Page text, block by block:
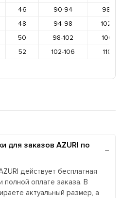
46 90-94
98-
48 94-98
102-
50 98-102
106-
52 102-106
110-
для заказов AZURI по
действует бесплатная
полной оплате заказа. В
актуальный размер, а